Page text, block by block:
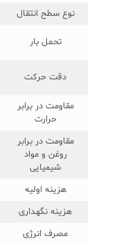
نوع سطح انتقال
تحمل بار
دقت حرکت
مقاومت در برابر
حرارت
مقاومت در برابر
روغن و مواد
شیمیایی
هزینه اولیه
هزینه نگهداری
مصرف انرژی